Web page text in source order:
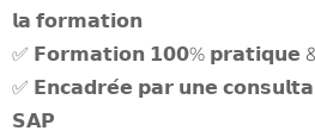
𝗹𝗮 𝗳𝗼𝗿𝗺𝗮𝘁𝗶𝗼𝗻
✅ 𝗙𝗼𝗿𝗺𝗮𝘁𝗶𝗼𝗻 𝟭𝟬𝟬% 𝗽𝗿𝗮𝘁𝗶𝗾𝘂𝗲 &
✅ 𝗘𝗻𝗰𝗮𝗱𝗿𝗲́𝗲 𝗽𝗮𝗿 𝘂𝗻𝗲
𝗦𝗔𝗣